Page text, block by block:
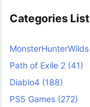
Categories List
MonsterHunterWilds
Path of Exile 2 (41)
Diablo4 (188)
PS5 Games (272)